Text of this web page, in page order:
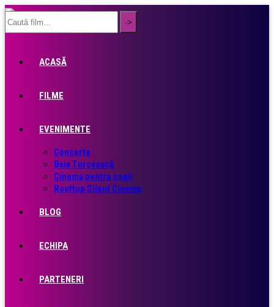
ACASĂ
FILME
EVENIMENTE
Concerte
Baia Turcească
Cinema pentru copii
Rooftop Silent Cinema
BLOG
ECHIPA
PARTENERI